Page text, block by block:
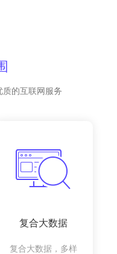
的互联网服务
复合大数据
复合大数据，多样